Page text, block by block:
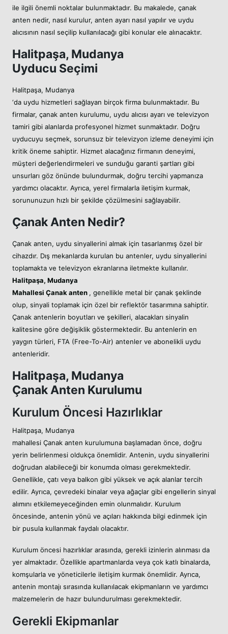
ile ilgili önemli noktalar bulunmaktadır. Bu makalede, çanak
anten nedir, nasıl kurulur, anten ayarı nasıl yapılır ve uydu
alıcısının nasıl seçilip kullanılacağı gibi konular ele alınacaktır.
Halitpaşa, Mudanya
Uyducu Seçimi
Halitpaşa, Mudanya
‘da uydu hizmetleri sağlayan birçok firma bulunmaktadır. Bu
firmalar, çanak anten kurulumu, uydu alıcısı ayarı ve televizyon
tamiri gibi alanlarda profesyonel hizmet sunmaktadır. Doğru
uyducuyu seçmek, sorunsuz bir televizyon izleme deneyimi için
kritik öneme sahiptir. Hizmet alacağınız firmanın deneyimi,
müşteri değerlendirmeleri ve sunduğu garanti şartları gibi
unsurları göz önünde bulundurmak, doğru tercihi yapmanıza
yardımcı olacaktır. Ayrıca, yerel firmalarla iletişim kurmak,
sorununuzun hızlı bir şekilde çözülmesini sağlayabilir.
Çanak Anten Nedir?
Çanak anten, uydu sinyallerini almak için tasarlanmış özel bir
cihazdır. Dış mekanlarda kurulan bu antenler, uydu sinyallerini
toplamakta ve televizyon ekranlarına iletmekte kullanılır.
Halitpaşa, Mudanya
Mahallesi Çanak anten , genellikle metal bir çanak şeklinde
olup, sinyali toplamak için özel bir reflektör tasarımına sahiptir.
Çanak antenlerin boyutları ve şekilleri, alacakları sinyalin
kalitesine göre değişiklik göstermektedir. Bu antenlerin en
yaygın türleri, FTA (Free-To-Air) antenler ve abonelikli uydu
antenleridir.
Halitpaşa, Mudanya
Çanak Anten Kurulumu
Kurulum Öncesi Hazırlıklar
Halitpaşa, Mudanya
mahallesi Çanak anten kurulumuna başlamadan önce, doğru
yerin belirlenmesi oldukça önemlidir. Antenin, uydu sinyallerini
doğrudan alabileceği bir konumda olması gerekmektedir.
Genellikle, çatı veya balkon gibi yüksek ve açık alanlar tercih
edilir. Ayrıca, çevredeki binalar veya ağaçlar gibi engellerin sinyal
alımını etkilemeyeceğinden emin olunmalıdır. Kurulum
öncesinde, antenin yönü ve açıları hakkında bilgi edinmek için
bir pusula kullanmak faydalı olacaktır.
Kurulum öncesi hazırlıklar arasında, gerekli izinlerin alınması da
yer almaktadır. Özellikle apartmanlarda veya çok katlı binalarda,
komşularla ve yöneticilerle iletişim kurmak önemlidir. Ayrıca,
antenin montajı sırasında kullanılacak ekipmanların ve yardımcı
malzemelerin de hazır bulundurulması gerekmektedir.
Gerekli Ekipmanlar